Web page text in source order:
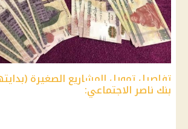
تفاصيل تمويل المشاريع الصغيرة
بنك ناصر الاجتماعي: